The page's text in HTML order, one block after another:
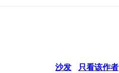
沙发 只看该作者